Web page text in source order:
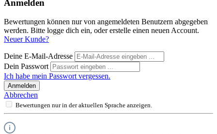
Anmelden
Bewertungen können nur von angemeldeten Benutzern abgegeben
werden. Bitte logge dich ein, oder erstelle einen neuen Account.
Neuer Kunde?
Deine E-Mail-Adresse
Dein Passwort
Ich habe mein Passwort vergessen.
Anmelden
Abbrechen
Bewertungen nur in der aktuellen Sprache anzeigen.